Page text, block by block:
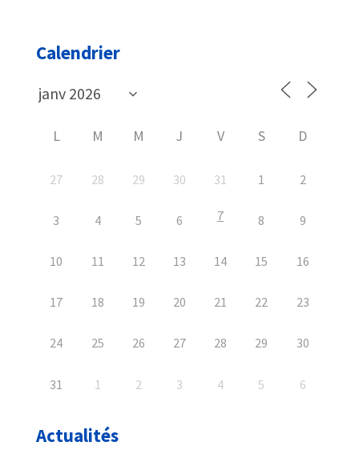
Calendrier
L M M J V S D
27 28 29 30 31 1 2
3 4 5 6 7 8 9
10 11 12 13 14 15 16
17 18 19 20 21 22 23
24 25 26 27 28 29 30
31 1 2 3 4 5 6
Actualités